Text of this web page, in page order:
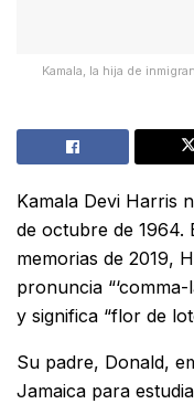
Kamala, la hija de
Kamala Devi Harris
de octubre de 1964.
memorias de 2019,
pronuncia
y significa “flor de
Su padre, Donald,
Jamaica para